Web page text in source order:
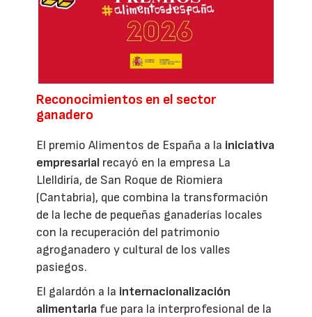
Reconocimientos en el sector
ganadero
El premio Alimentos de España a la iniciativa
empresarial recayó en la empresa La
Llelldiría, de San Roque de Riomiera
(Cantabria), que combina la transformación
de la leche de pequeñas ganaderías locales
con la recuperación del patrimonio
agroganadero y cultural de los valles
pasiegos.
El galardón a la internacionalización
alimentaria fue para la interprofesional de la